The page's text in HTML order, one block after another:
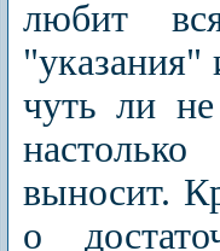
любит
"указания"
чуть ли не
выносит.
о